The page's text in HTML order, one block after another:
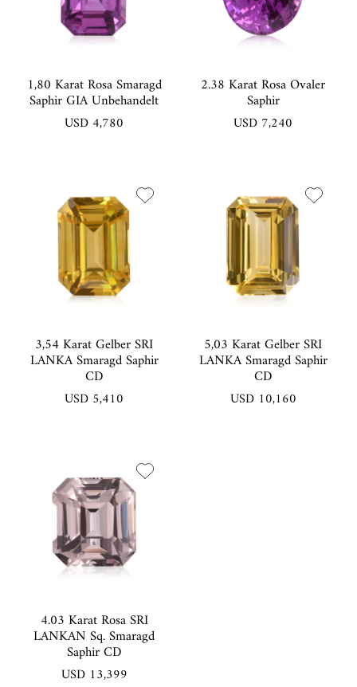
1,80 Karat Rosa Smaragd
Saphir GIA Unbehandelt
USD 4,780
2.38 Karat Rosa Ovaler
Saphir
USD 7,240
3,54 Karat Gelber SRI
LANKA Smaragd Saphir
CD
USD 5,410
5,03 Karat Gelber SRI
LANKA Smaragd Saphir
CD
USD 10,160
4.03 Karat Rosa SRI
LANKAN Sq. Smaragd
Saphir CD
USD 13,399